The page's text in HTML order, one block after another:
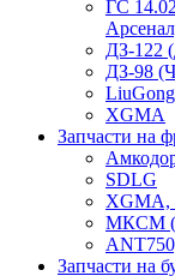
ГС
ДЗ-122
ДЗ-98
LiuGong
XGMA
Запчасти на
SDLG
XGMA,
МКСМ
Запчасти на